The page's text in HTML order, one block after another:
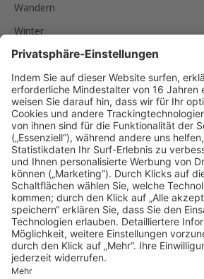
Wandern
Winter
SCHLAGWÖRTER
AKTIVURLAUB FAMILIEN
RADREISEN RADTOUREN RAD
SPORTLER SÜDTIROL URLAUB IN
UNSERE EMPFEHLUNGEN
Reise nach Südtirol
MENU